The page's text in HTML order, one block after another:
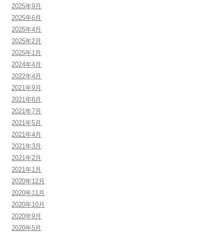
2025年9月
2025年6月
2025年4月
2025年2月
2025年1月
2024年4月
2022年4月
2021年9月
2021年8月
2021年7月
2021年5月
2021年4月
2021年3月
2021年2月
2021年1月
2020年12月
2020年11月
2020年10月
2020年9月
2020年5月